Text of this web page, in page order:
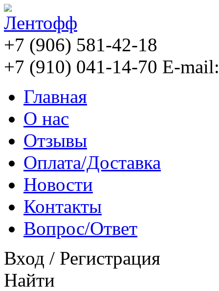
+7 (906) 581-42-18
+7 (910) 041-14-70 E-
Главная
О нас
Отзывы
Оплата/Доставка
Новости
Контакты
Вопрос/Ответ
Вход / Регистрация
Найти